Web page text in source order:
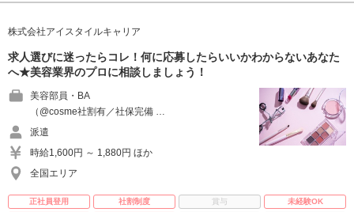
株式会社アイスタイルキャリア
求人選びに迷ったらコレ！何に応募したらいいかわからないあなた
へ★美容業界のプロに相談しましょう！
美容部員・BA
（@cosme社割有／社保完備 …
派遣
時給1,600円 ～ 1,880円 ほか
全国エリア
正社員登用 社割制度 賞与
未経験OK